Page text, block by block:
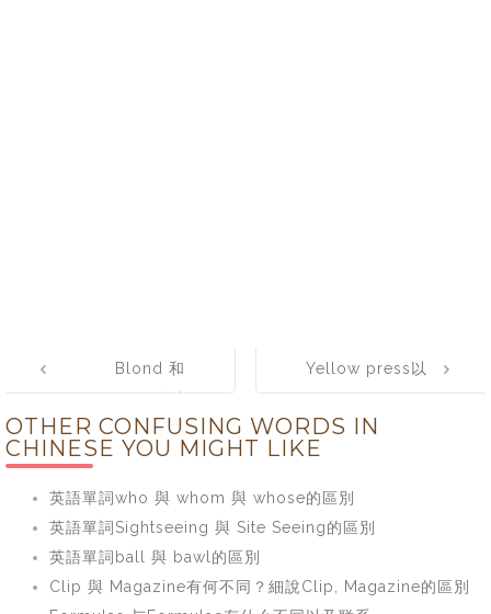
navigation
Blond 和
及使用方法
Yellow press以
journalism是什
么意思？
OTHER CONFUSING WORDS IN
CHINESE YOU MIGHT LIKE
英語單詞who 與 whom 與 whose的區別
英語單詞Sightseeing 與 Site Seeing的區別
英語單詞ball 與 bawl的區別
Clip 與 Magazine有何不同？細說Clip, Magazine的區別